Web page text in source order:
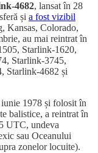
4682, lansat în 28
și a fost vizibil
Kansas, Colorado,
au mai reintrat în
Starlink-1620,
Starlink-3745,
Starlink-4682 și
1978 și folosit în
balistice, a reintrat în
UTC, undeva
sau Oceanului
zonelor locuite).